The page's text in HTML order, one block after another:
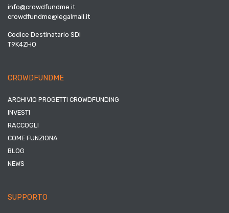
info@crowdfundme.it
crowdfundme@legalmail.it
Codice Destinatario SDI
T9K4ZHO
CROWDFUNDME
ARCHIVIO PROGETTI CROWDFUNDING
INVESTI
RACCOGLI
COME FUNZIONA
BLOG
NEWS
SUPPORTO